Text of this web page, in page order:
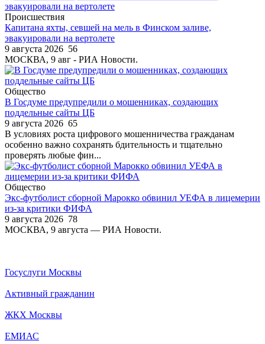
Происшествия
Капитана яхты, севшей на мель в Финском заливе,
эвакуировали на вертолете
9 августа 2026 56
МОСКВА, 9 авг - РИА Новости.
Общество
В Госдуме предупредили о мошенниках, создающих
поддельные сайты ЦБ
9 августа 2026 65
В условиях роста цифрового мошенничества гражданам
особенно важно сохранять бдительность и тщательно
проверять любые фин...
Общество
Экс-футболист сборной Марокко обвинил УЕФА в лицемерии
из-за критики ФИФА
9 августа 2026 78
МОСКВА, 9 августа — РИА Новости.
Госуслуги Москвы
Активный гражданин
ЖКХ Москвы
ЕМИАС